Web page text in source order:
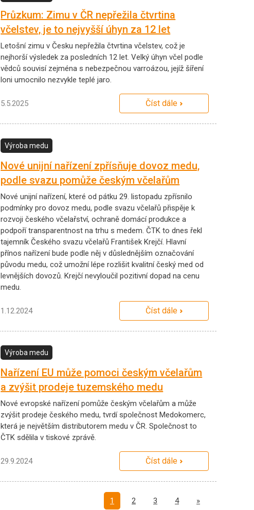
Průzkum: Zimu v ČR nepřežila čtvrtina
včelstev, je to nejvyšší úhyn za 12 let
Letošní zimu v Česku nepřežila čtvrtina včelstev, což je
nejhorší výsledek za posledních 12 let. Velký úhyn včel podle
vědců souvisí zejména s nebezpečnou varroázou, jejíž šíření
loni umocnilo nezvykle teplé jaro.
5.5.2025 Číst dále
Výroba medu
Nové unijní nařízení zpřísňuje dovoz medu,
podle svazu pomůže českým včelařům
Nové unijní nařízení, které od pátku 29. listopadu zpřísnilo
podmínky pro dovoz medu, podle svazu včelařů přispěje k
rozvoji českého včelařství, ochraně domácí produkce a
podpoří transparentnost na trhu s medem. ČTK to dnes řekl
tajemník Českého svazu včelařů František Krejčí. Hlavní
přínos nařízení bude podle něj v důslednějším označování
původu medu, což umožní lépe rozlišit kvalitní český med od
levnějších dovozů. Krejčí nevyloučil pozitivní dopad na cenu
medu.
1.12.2024 Číst dále
Výroba medu
Nařízení EU může pomoci českým včelařům
a zvýšit prodeje tuzemského medu
Nové evropské nařízení pomůže českým včelařům a může
zvýšit prodeje českého medu, tvrdí společnost Medokomerc,
která je největším distributorem medu v ČR. Společnost to
ČTK sdělila v tiskové zprávě.
29.9.2024 Číst dále
1 2 3 4 »Další